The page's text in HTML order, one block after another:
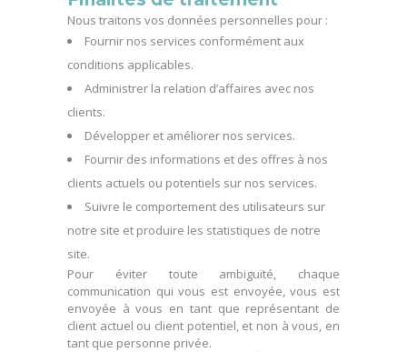
Nous traitons vos données personnelles pour :
Fournir nos services conformément aux
conditions applicables.
Administrer la relation d’affaires avec nos
clients.
Développer et améliorer nos services.
Fournir des informations et des offres à nos
clients actuels ou potentiels sur nos services.
Suivre le comportement des utilisateurs sur
notre site et produire les statistiques de notre
site.
Pour éviter toute ambiguïté, chaque
communication qui vous est envoyée, vous est
envoyée à vous en tant que représentant de
client actuel ou client potentiel, et non à vous, en
tant que personne privée.